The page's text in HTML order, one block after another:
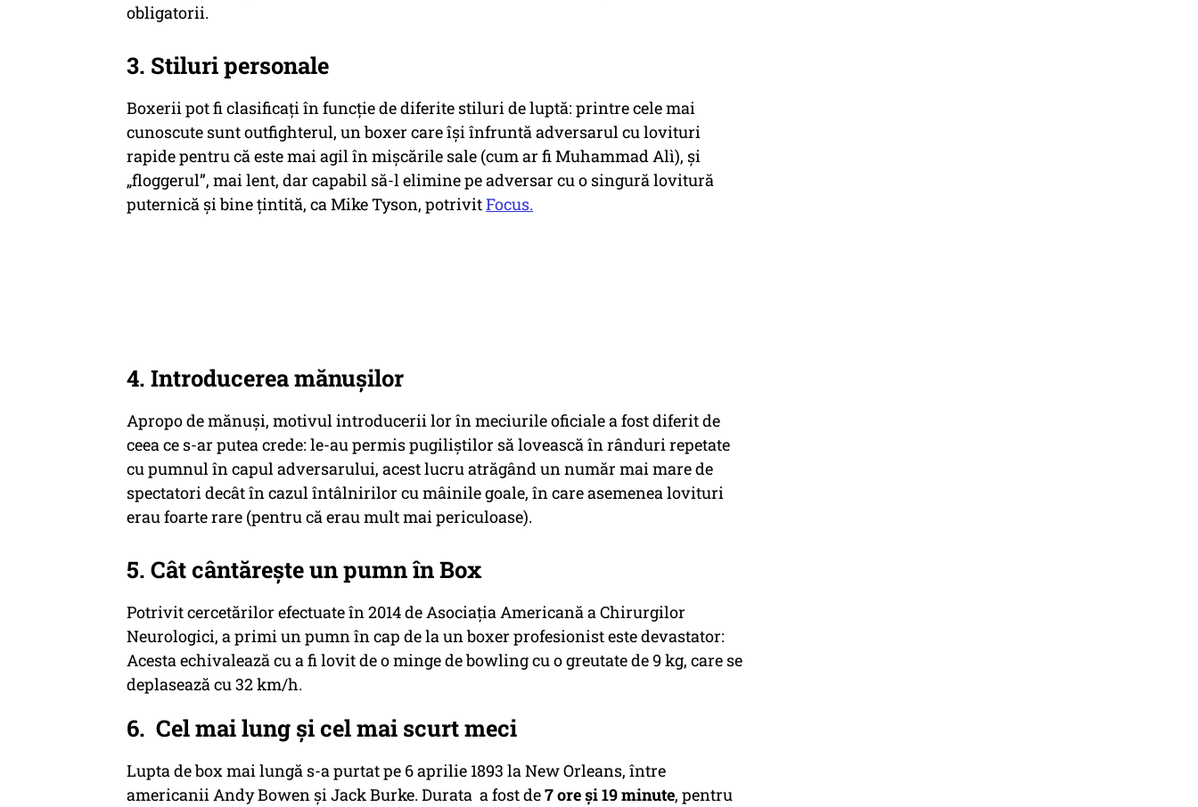
obligatorii.
3. Stiluri personale
Boxerii pot fi clasificați în funcție de diferite stiluri de luptă: printre cele mai
cunoscute sunt outfighterul, un boxer care își înfruntă adversarul cu lovituri
rapide pentru că este mai agil în mișcările sale (cum ar fi Muhammad Alì), și
„floggerul”, mai lent, dar capabil să-l elimine pe adversar cu o singură lovitură
puternică și bine țintită, ca Mike Tyson, potrivitFocus.
4. Introducerea mănușilor
Apropo de mănuși, motivul introducerii lor în meciurile oficiale a fost diferit de
ceea ce s-ar putea crede: le-au permis pugiliștilor să lovească în rânduri repetate
cu pumnul în capul adversarului, acest lucru atrăgând un număr mai mare de
spectatori decât în cazul întâlnirilor cu mâinile goale, în care asemenea lovituri
erau foarte rare (pentru că erau mult mai periculoase).
5. Cât cântărește un pumn în Box
Potrivit cercetărilor efectuate în 2014 de Asociația Americană a Chirurgilor
Neurologici, a primi un pumn în cap de la un boxer profesionist este devastator:
Acesta echivalează cu a fi lovit de o minge de bowling cu o greutate de 9 kg, care se
deplasează cu 32 km/h.
6. Cel mai lung și cel mai scurt meci
Lupta de box mai lungă s-a purtat pe 6 aprilie 1893 la New Orleans, între
americanii Andy Bowen și Jack Burke. Durata a fost de7 ore și 19 minute, pentru